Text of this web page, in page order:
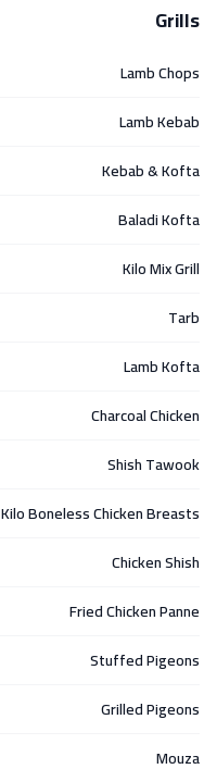
Grills
Lamb Chops
Lamb Kebab
Kebab & Kofta
Baladi Kofta
Kilo Mix Grill
Tarb
Lamb Kofta
Charcoal Chicken
Shish Tawook
Kilo Boneless Chicken Breasts
Chicken Shish
Fried Chicken Panne
Stuffed Pigeons
Grilled Pigeons
Mouza